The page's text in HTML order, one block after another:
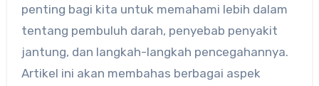
penting bagi kita untuk memahami lebih dalam
tentang pembuluh darah, penyebab penyakit
jantung, dan langkah-langkah pencegahannya.
Artikel ini akan membahas berbagai aspek